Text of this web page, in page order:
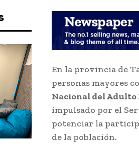
En la provincia de
personas mayores
Nacional del Adulto
impulsado por el
potenciar la
de la población.